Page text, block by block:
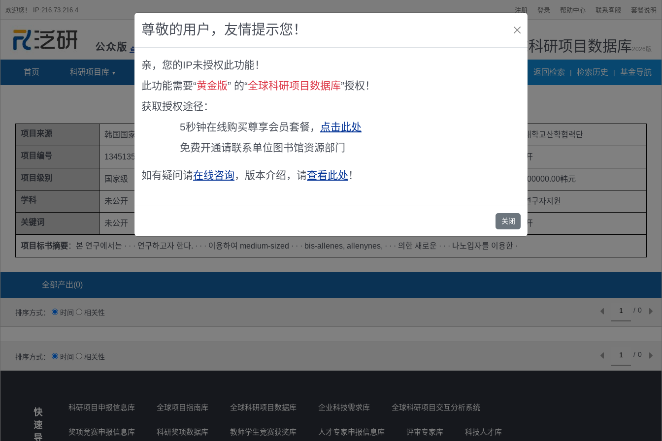
欢迎您！ IP:216.73.216.4 注册 登录 帮助中心 联系客服 套餐说明
公众版 查看说明 全球科研项目数据库2026版
首页 科研项目库 项目指南库 奖项竞赛库 返回检索 | 检索历史 | 基金导航
项目来源 韩国国家科技基金 项目主持人 정영근 서울대학교산학협력단
项目编号 1345135362 未公开
项目级别 国家级 研究期限 未知 / 未知 250000000.00韩元
学科 未公开 중견연구자지원
关键词 未公开 未公开
项目标书摘要：본 연구에서는 · · · 연구하고자 한다. · · · 이용하여 medium-sized · · · bis-allenes, allenynes, · · · 의한 새로운 · · · 나노입자를 이용한 ·
全部产出(0)
排序方式： 时间 相关性 0
/
排序方式： 时间 相关性 0
/
快
速
导
科研项目申报信息库 全球项目指南库 全球科研项目数据库 企业科技需求库 全球科研项目交互分析系统
奖项竞赛申报信息库 科研奖项数据库 教师学生竞赛获奖库 人才专家申报信息库 评审专家库 科技人才库
尊敬的用户，友情提示您！
亲，您的IP未授权此功能！
此功能需要“黄金版” 的“全球科研项目数据库”授权！
获取授权途径：
5秒钟在线购买尊享会员套餐，
点击此处
免费开通请联系单位图书馆资源部门
如有疑问请在线咨询，版本介绍，请查看此处 ！
关闭